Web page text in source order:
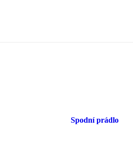
Spodní prádlo